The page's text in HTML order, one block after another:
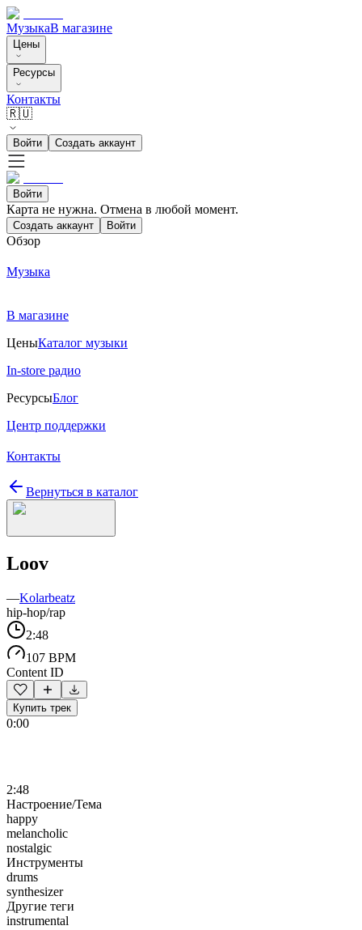
МузыкаВ магазине
Цены
Ресурсы
Контакты
🇷🇺
Войти Создать аккаунт
Войти
Карта не нужна. Отмена в любой момент.
Создать аккаунт Войти
Обзор
Музыка
В магазине
ЦеныКаталог музыки
In-store радио
РесурсыБлог
Центр поддержки
Контакты
Вернуться в каталог
Loov
—Kolarbeatz
hip-hop/rap
2:48
107 BPM
Content ID
Купить трек
0:00
2:48
Настроение/Тема
happy
melancholic
nostalgic
Инструменты
drums
synthesizer
Другие теги
instrumental